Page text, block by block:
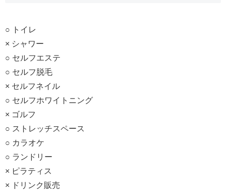
○ トイレ
× シャワー
○ セルフエステ
○ セルフ脱毛
× セルフネイル
○ セルフホワイトニング
× ゴルフ
○ ストレッチスペース
○ カラオケ
○ ランドリー
× ピラティス
× ドリンク販売